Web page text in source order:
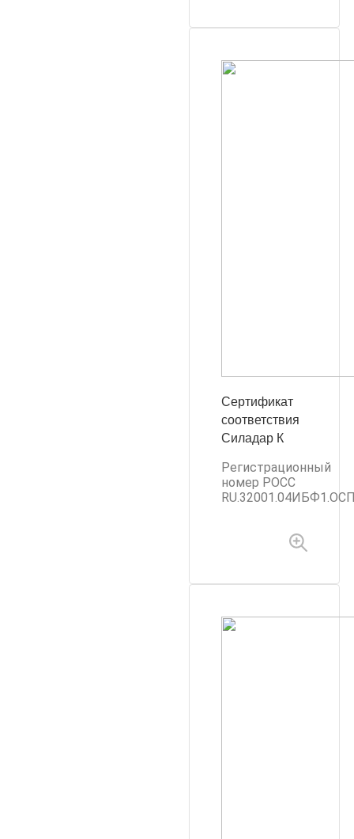
Сертификат
соответствия
Силадар К
Регистрационный
номер РОСС